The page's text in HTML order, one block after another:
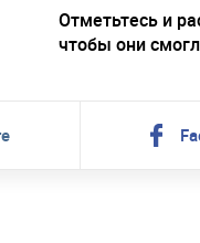
Отметьтесь и
чтобы они